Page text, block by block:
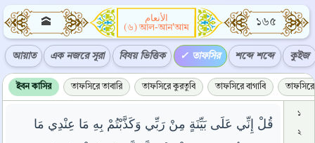
🕋
الأنعام
(৬) আল-আন'আম
১৬৫
আয়াত এক নজরে সূরা বিষয় ভিত্তিক তাফসির শব্দে শব্দে কুইজ
ইবন কাসির তাফসিরে তাবারি তাফসিরে কুরতুবি তাফসিরে বাগাবি তাফসিরে
قُلْ إِنِّي عَلَى بَيِّنَةٍ مِنْ رَبِّي وَكَذَّبْتُمْ بِهِ مَا عِنْدِي مَا
১
২